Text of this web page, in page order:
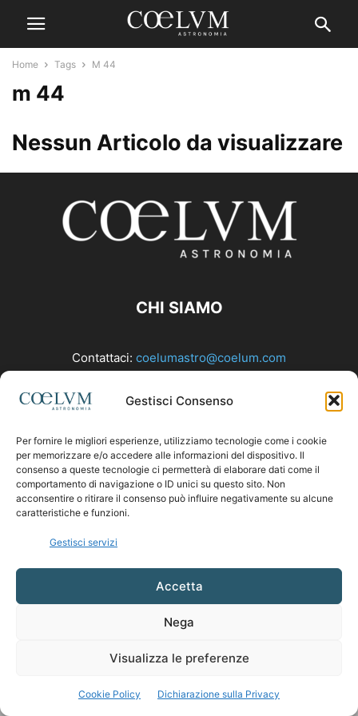
Gestisci Consenso
Per fornire le migliori esperienze, utilizziamo tecnologie come i cookie
per memorizzare e/o accedere alle informazioni del dispositivo. Il
consenso a queste tecnologie ci permetterà di elaborare dati come il
comportamento di navigazione o ID unici su questo sito. Non
acconsentire o ritirare il consenso può influire negativamente su alcune
caratteristiche e funzioni.
Gestisci servizi
Accetta
Nega
Visualizza le preferenze
Cookie Policy Dichiarazione sulla Privacy
Home Tags M 44
m 44
Nessun Articolo da visualizzare
CHI SIAMO
Contattaci: coelumastro@coelum.com
SEGUICI